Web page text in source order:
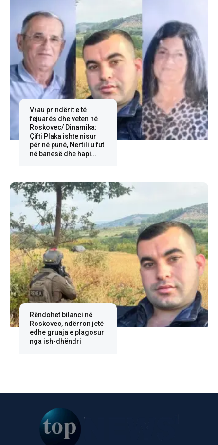
Vrau prindërit e të
fejuarës dhe veten në
Roskovec/ Dinamika:
Çifti Plaka ishte nisur
për në punë, Nertili u fut
në banesë dhe hapi...
Rëndohet bilanci në
Roskovec, ndërron jetë
edhe gruaja e plagosur
nga ish-dhëndri